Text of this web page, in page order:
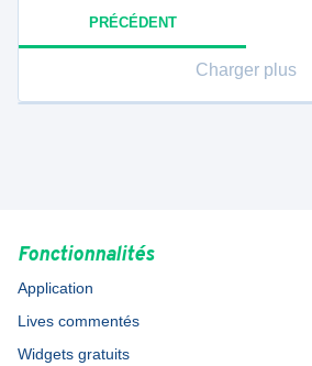
PRÉCÉDENT
Charger plus
Fonctionnalités
Application
Lives commentés
Widgets gratuits